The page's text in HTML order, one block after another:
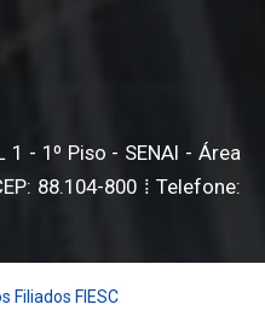
1 - 1º Piso - SENAI - Área
88.104-800 ⁞ Telefone:
Filiados FIESC